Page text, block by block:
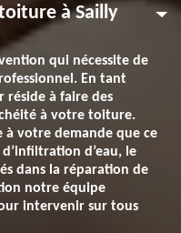
à Sailly
qui nécessite de
En tant
réside à faire des
à votre toiture.
à votre demande que ce
d’eau, le
dans la réparation de
notre équipe
intervenir sur tous